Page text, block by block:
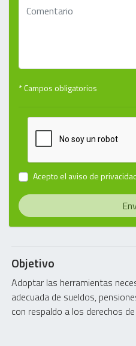
Objetivo
Adoptar las herramientas
adecuada de sueldos,
con respaldo a los derechos
* Campos obligatorios
Acepto el aviso de